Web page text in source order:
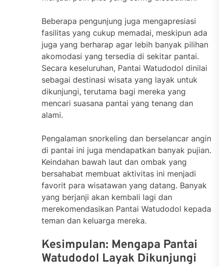
Beberapa pengunjung juga mengapresiasi
fasilitas yang cukup memadai, meskipun ada
juga yang berharap agar lebih banyak pilihan
akomodasi yang tersedia di sekitar pantai.
Secara keseluruhan, Pantai Watudodol dinilai
sebagai destinasi wisata yang layak untuk
dikunjungi, terutama bagi mereka yang
mencari suasana pantai yang tenang dan
alami.
Pengalaman snorkeling dan berselancar angin
di pantai ini juga mendapatkan banyak pujian.
Keindahan bawah laut dan ombak yang
bersahabat membuat aktivitas ini menjadi
favorit para wisatawan yang datang. Banyak
yang berjanji akan kembali lagi dan
merekomendasikan Pantai Watudodol kepada
teman dan keluarga mereka.
Kesimpulan: Mengapa Pantai
Watudodol Layak Dikunjungi